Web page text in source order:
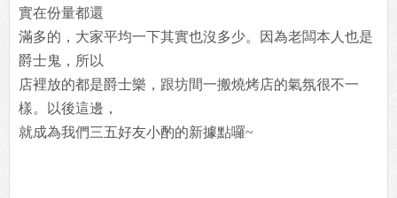
實在份量都還
滿多的，大家平均一下其實也沒多少。因為老闆本人也是
爵士鬼，所以
店裡放的都是爵士樂，跟坊間一搬燒烤店的氣氛很不一
樣。以後這邊，
就成為我們三五好友小酌的新據點囉~